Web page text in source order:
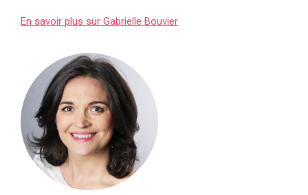
En savoir plus sur Martine Iracane Coste
En savoir plus sur Gabrielle Bouvier